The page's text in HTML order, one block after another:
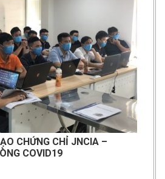
CHỨNG CHỈ JNCIA –
COVID19